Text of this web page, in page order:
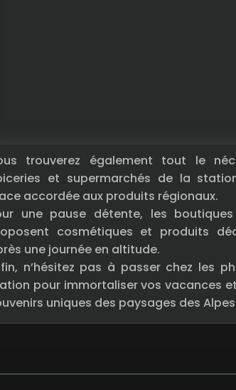
trouverez également tout le
et supermarchés de la
accordée aux produits régionaux.
une pause détente, les
cosmétiques et produits
une journée en altitude.
n’hésitez pas à passer chez les
pour immortaliser vos vacances
uniques des paysages des